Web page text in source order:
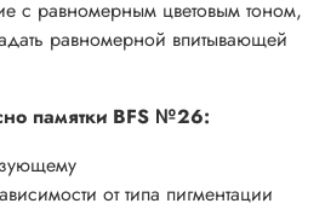
с равномерным цветовым тоном,
равномерной впитывающей
памятки BFS №26:
от типа пигментации